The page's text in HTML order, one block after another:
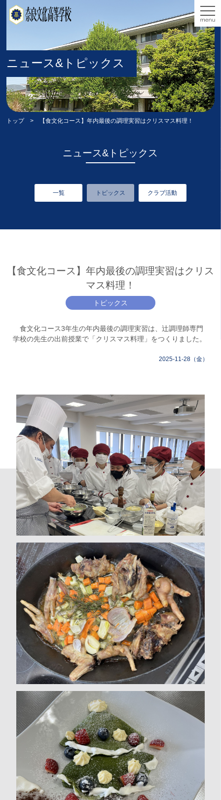
ニュース&トピックス
トップ> 【食文化コース】年内最後の調理実習はクリスマス料理！
ニュース&トピックス
一覧 トピックス クラブ活動
【食文化コース】年内最後の調理実習はクリス
マス料理！
トピックス
食文化コース3年生の年内最後の調理実習は、辻調理師専門
学校の先生の出前授業で「クリスマス料理」をつくりました。
2025-11-28（金）